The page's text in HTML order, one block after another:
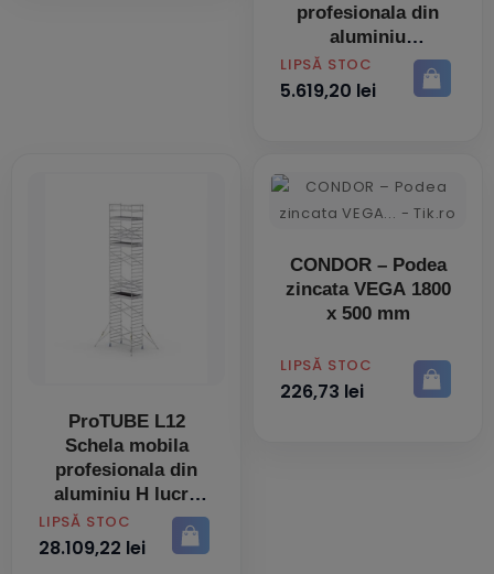
profesionala din
aluminiu
PRET
LIPSĂ STOC
5.619,20 lei
ProTUBE L12
Schela mobila
profesionala din
aluminiu H lucru
12,5m
PRET
LIPSĂ STOC
28.109,22 lei
CONDOR – Podea
zincata VEGA 1800
x 500 mm
PRET
LIPSĂ STOC
226,73 lei